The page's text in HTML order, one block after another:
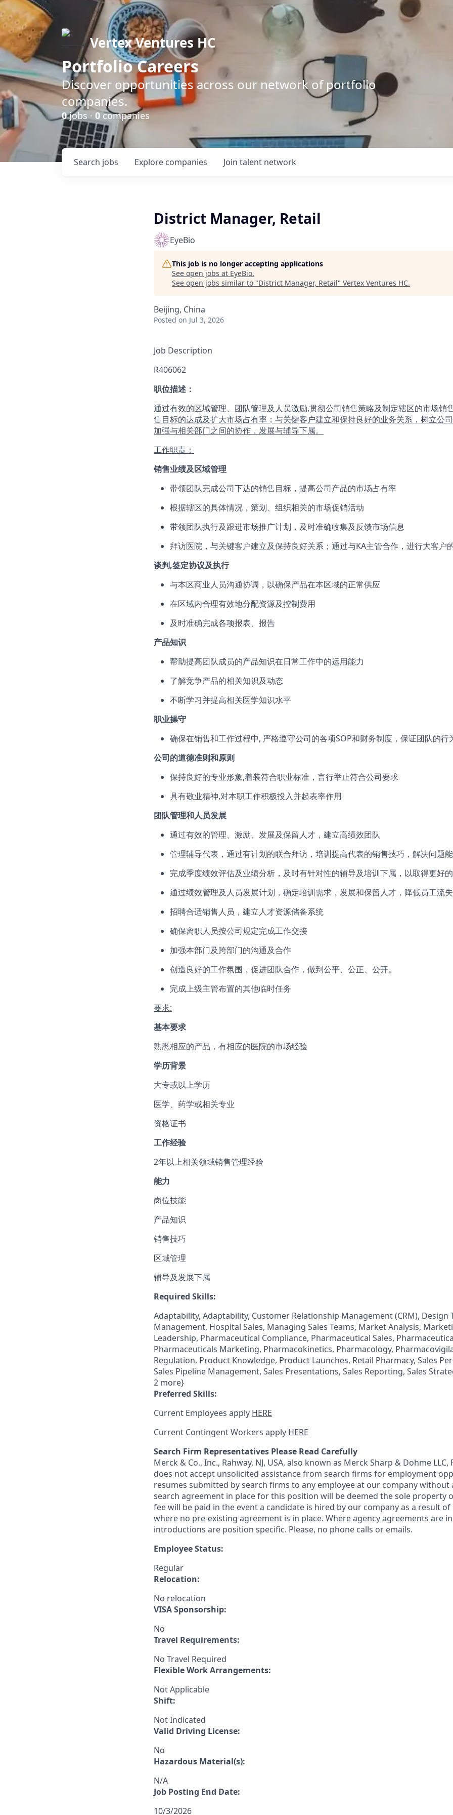
Vertex Ventures HC
Portfolio Careers
Discover opportunities across our network of portfolio
companies.
0jobs · 0companies
Search jobs Explore companies Join talent network
District Manager, Retail
EyeBio
This job is no longer accepting applications
See open jobs at EyeBio.
See open jobs similar to "District Manager, Retail" Vertex Ventures HC.
Beijing, China
Posted on Jul 3, 2026
Job Description
R406062
职位描述：
通过有效的区域管理、团队管理及人员激励,贯彻公司销售策略及制定辖区的市场销
售目标的达成及扩大市场占有率；与关键客户建立和保持良好的业务关系，树立公司
加强与相关部门之间的协作，发展与辅导下属。
工作职责：
销售业绩及区域管理
带领团队完成公司下达的销售目标，提高公司产品的市场占有率
根据辖区的具体情况，策划、组织相关的市场促销活动
带领团队执行及跟进市场推广计划，及时准确收集及反馈市场信息
拜访医院，与关键客户建立及保持良好关系；通过与KA主管合作，进行大客户
谈判,签定协议及执行
与本区商业人员沟通协调，以确保产品在本区域的正常供应
在区域内合理有效地分配资源及控制费用
及时准确完成各项报表、报告
产品知识
帮助提高团队成员的产品知识在日常工作中的运用能力
了解竞争产品的相关知识及动态
不断学习并提高相关医学知识水平
职业操守
确保在销售和工作过程中, 严格遵守公司的各项SOP和财务制度，保证团队的行
公司的道德准则和原则
保持良好的专业形象,着装符合职业标准，言行举止符合公司要求
具有敬业精神,对本职工作积极投入并起表率作用
团队管理和人员发展
通过有效的管理、激励、发展及保留人才，建立高绩效团队
管理辅导代表，通过有计划的联合拜访，培训提高代表的销售技巧，解决问题
完成季度绩效评估及业绩分析，及时有针对性的辅导及培训下属，以取得更好
通过绩效管理及人员发展计划，确定培训需求，发展和保留人才，降低员工流
招聘合适销售人员，建立人才资源储备系统
确保离职人员按公司规定完成工作交接
加强本部门及跨部门的沟通及合作
创造良好的工作氛围，促进团队合作，做到公平、公正、公开。
完成上级主管布置的其他临时任务
要求:
基本要求
熟悉相应的产品，有相应的医院的市场经验
学历背景
大专或以上学历
医学、药学或相关专业
资格证书
工作经验
2年以上相关领域销售管理经验
能力
岗位技能
产品知识
销售技巧
区域管理
辅导及发展下属
Required Skills:
Adaptability, Adaptability, Customer Relationship Management (CRM), Design
Management, Hospital Sales, Managing Sales Teams, Market Analysis,
Leadership, Pharmaceutical Compliance, Pharmaceutical Sales,
Pharmaceuticals Marketing, Pharmacokinetics, Pharmacology,
Regulation, Product Knowledge, Product Launches, Retail Pharmacy, Sales
Sales Pipeline Management, Sales Presentations, Sales Reporting, Sales
2 more}
Preferred Skills:
Current Employees apply HERE
Current Contingent Workers apply HERE
Search Firm Representatives Please Read Carefully
Merck & Co., Inc., Rahway, NJ, USA, also known as Merck Sharp & Dohme LLC,
does not accept unsolicited assistance from search firms for employment
resumes submitted by search firms to any employee at our company without
search agreement in place for this position will be deemed the sole property
fee will be paid in the event a candidate is hired by our company as a result
where no pre-existing agreement is in place. Where agency agreements are
introductions are position specific. Please, no phone calls or emails.
Employee Status:
Regular
Relocation:
No relocation
VISA Sponsorship:
No
Travel Requirements:
No Travel Required
Flexible Work Arrangements:
Not Applicable
Shift:
Not Indicated
Valid Driving License:
No
Hazardous Material(s):
N/A
Job Posting End Date:
10/3/2026